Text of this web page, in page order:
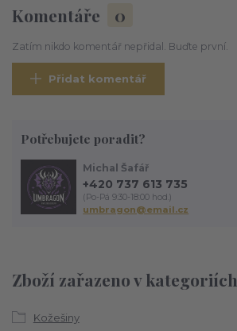
Komentáře 0
Zatím nikdo komentář nepřidal. Buďte první.
Přidat komentář
Zboží zařazeno v kategoriích
Kožešiny
Potřebujete poradit?
Michal Šafář
+420 737 613 735
(Po-Pá 9:30-18:00 hod.)
umbragon@email.cz